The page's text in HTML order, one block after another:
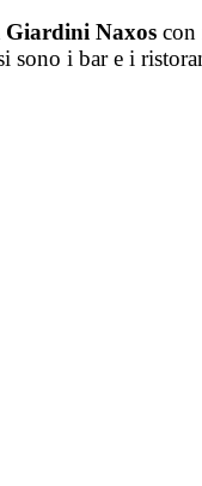
Giardini Naxos con
sono i bar e i